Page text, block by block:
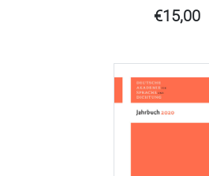
€15,00